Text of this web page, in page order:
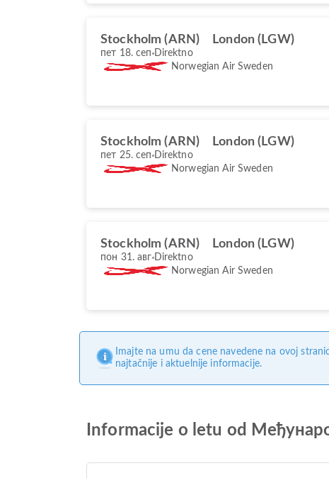
Stockholm (ARN) London (LGW)
пет 18. сеп Direktno
Norwegian Air Sweden
Stockholm (ARN) London (LGW)
пет 25. сеп Direktno
Norwegian Air Sweden
Stockholm (ARN) London (LGW)
пон 31. авг Direktno
Norwegian Air Sweden
Imajte na umu da cene navedene na ovoj
najtačnije i aktuelnije informacije.
Informacije o letu od